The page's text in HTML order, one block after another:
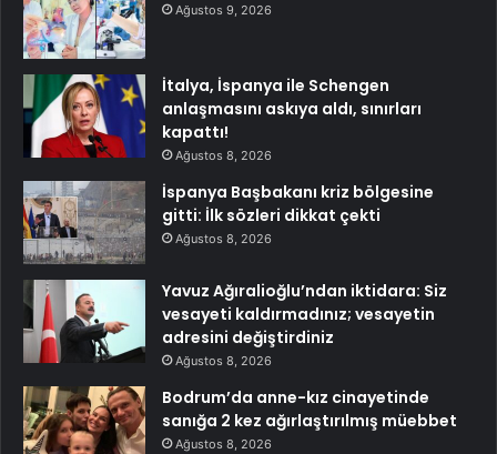
Ağustos 9, 2026
İtalya, İspanya ile Schengen
anlaşmasını askıya aldı, sınırları
kapattı!
Ağustos 8, 2026
İspanya Başbakanı kriz bölgesine
gitti: İlk sözleri dikkat çekti
Ağustos 8, 2026
Yavuz Ağıralioğlu’ndan iktidara: Siz
vesayeti kaldırmadınız; vesayetin
adresini değiştirdiniz
Ağustos 8, 2026
Bodrum’da anne-kız cinayetinde
sanığa 2 kez ağırlaştırılmış müebbet
Ağustos 8, 2026